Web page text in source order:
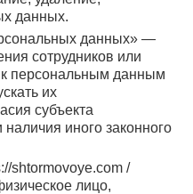
данных.
данных» —
сотрудников или
персональным данным
их
субъекта
иного законного
shtormovoye.com /
лицо,